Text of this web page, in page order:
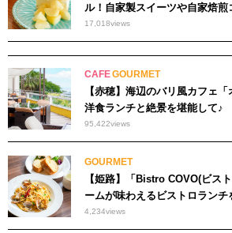
ル！自家製スイーツや自家焙煎
17,018views
CAFEGOURMET
【赤穂】海辺のバリ風カフェ
洋食ランチと絶景を堪能して♪
95,422views
GOURMET
【姫路】「Bistro COVO(ビス
ームが味わえるビストロランチ
4,234views